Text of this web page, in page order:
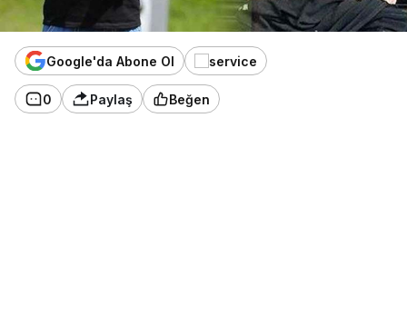
Google'da Abone Ol
0 Paylaş Beğen